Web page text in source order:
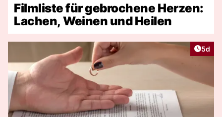
Filmliste für gebrochene Herzen:
Lachen, Weinen und Heilen
5d